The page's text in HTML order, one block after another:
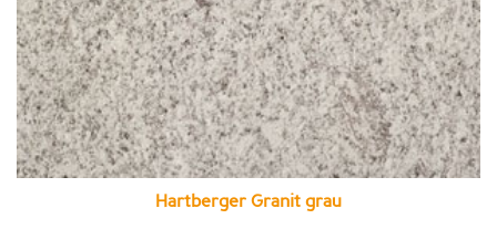
Hartberger Granit grau